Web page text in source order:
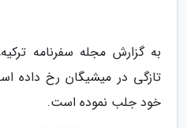
به گزارش مجله سفرنامه
تازگی در میشیگان رخ داده
خود جلب نموده است.